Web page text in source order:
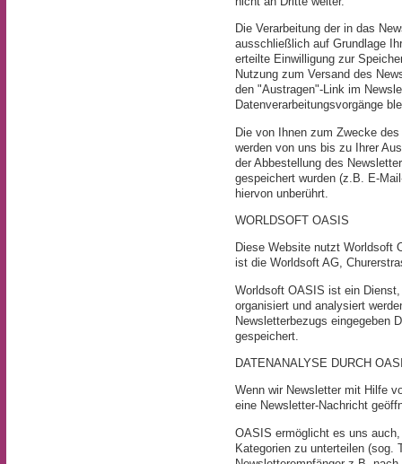
Die Verarbeitung der in das
ausschließlich auf Grundlage
erteilte Einwilligung zur
Nutzung zum Versand des
den "Austragen"-Link im
Datenverarbeitungsvorgänge
Die von Ihnen zum Zwecke
werden von uns bis zu Ihrer
der Abbestellung des
gespeichert wurden (z.B. E-
hiervon unberührt.
WORLDSOFT OASIS
Diese Website nutzt Worldsoft
ist die Worldsoft AG,
Worldsoft OASIS ist ein
organisiert und analysiert
Newsletterbezugs eingegeben
gespeichert.
DATENANALYSE DURCH
Wenn wir Newsletter mit Hilfe
eine Newsletter-Nachricht
OASIS ermöglicht es uns
Kategorien zu unterteilen (sog.